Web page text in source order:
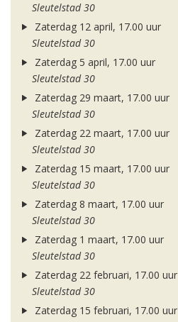
Sleutelstad 30
Zaterdag 12 april, 17.00 uur
Sleutelstad 30
Zaterdag 5 april, 17.00 uur
Sleutelstad 30
Zaterdag 29 maart, 17.00 uur
Sleutelstad 30
Zaterdag 22 maart, 17.00 uur
Sleutelstad 30
Zaterdag 15 maart, 17.00 uur
Sleutelstad 30
Zaterdag 8 maart, 17.00 uur
Sleutelstad 30
Zaterdag 1 maart, 17.00 uur
Sleutelstad 30
Zaterdag 22 februari, 17.00 uur
Sleutelstad 30
Zaterdag 15 februari, 17.00 uur